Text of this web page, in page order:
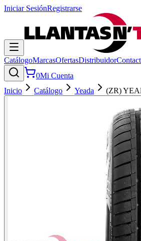
Iniciar SesiónRegistrarse
CatálogoMarcasOfertasDistribuidor
0Mi Cuenta
Inicio
Catálogo Yeada (ZR)